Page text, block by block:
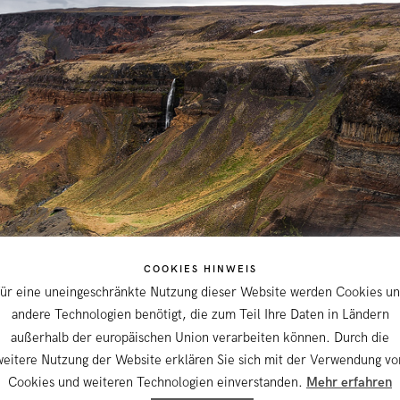
COOKIES HINWEIS
eine uneingeschränkte Nutzung dieser Website werden Cookies
andere Technologien benötigt, die zum Teil Ihre Daten in Ländern
außerhalb der europäischen Union verarbeiten können. Durch die
Nutzung der Website erklären Sie sich mit der Verwendung
Cookies und weiteren Technologien einverstanden. Mehr erfahren